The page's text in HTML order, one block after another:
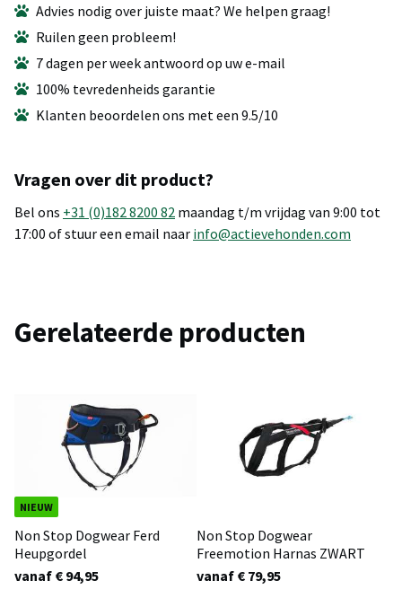
Advies nodig over juiste maat? We helpen graag!
Ruilen geen probleem!
7 dagen per week antwoord op uw e-mail
100% tevredenheids garantie
Klanten beoordelen ons met een 9.5/10
Vragen over dit product?
Bel ons +31 (0)182 8200 82 maandag t/m vrijdag van 9:00 tot
17:00 of stuur een email naar info@actievehonden.com
Gerelateerde producten
NIEUW
Non Stop Dogwear Ferd
Heupgordel
vanaf € 94,95
Non Stop Dogwear
Freemotion Harnas ZWART
vanaf € 79,95